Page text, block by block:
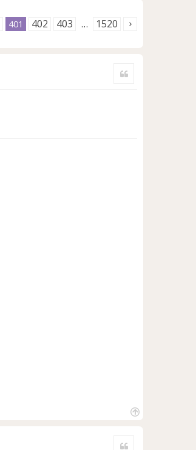
401 402 403 … 1520